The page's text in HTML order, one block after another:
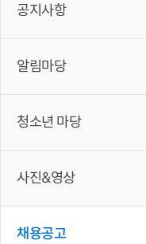
공지사항
알림마당
청소년 마당
사진&영상
채용공고